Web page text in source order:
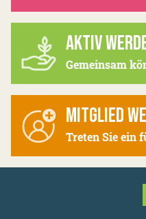
AKTIV
Gemeinsam
MITGLIED
Treten Sie ein